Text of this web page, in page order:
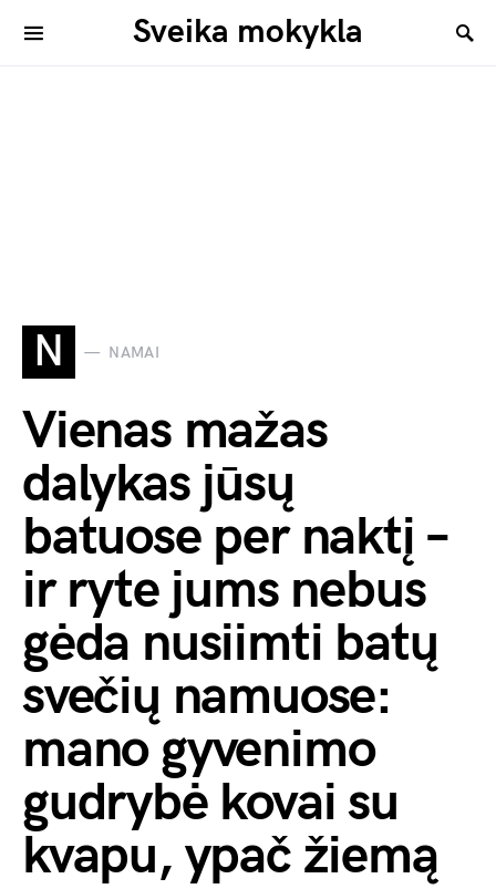
Sveika mokykla
N NAMAI
Vienas mažas
dalykas jūsų
batuose per naktį –
ir ryte jums nebus
gėda nusiimti batų
svečių namuose:
mano gyvenimo
gudrybė kovai su
kvapu, ypač žiemą